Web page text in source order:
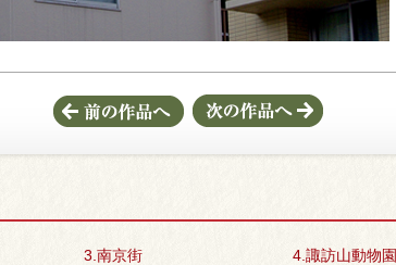
3.南京街 4.諏訪山動物園